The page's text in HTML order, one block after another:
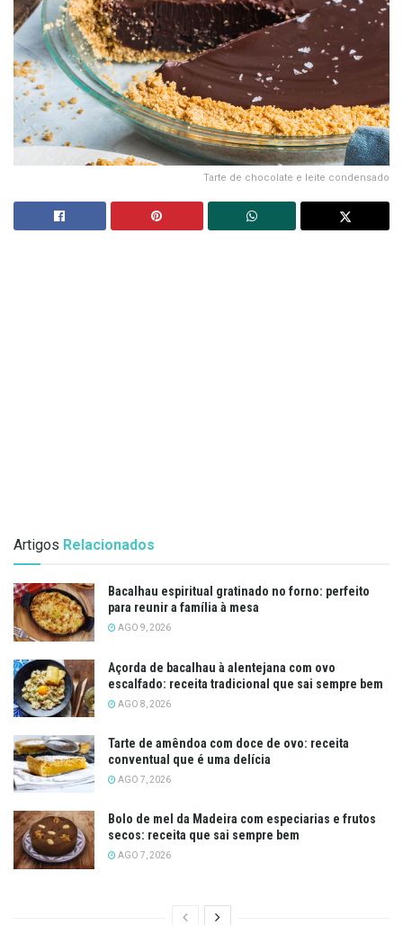
Tarte de chocolate e leite condensado
Artigos Relacionados
Bacalhau espiritual gratinado no forno: perfeito
para reunir a família à mesa
AGO 9, 2026
Açorda de bacalhau à alentejana com ovo
escalfado: receita tradicional que sai sempre bem
AGO 8, 2026
Tarte de amêndoa com doce de ovo: receita
conventual que é uma delícia
AGO 7, 2026
Bolo de mel da Madeira com especiarias e frutos
secos: receita que sai sempre bem
AGO 7, 2026